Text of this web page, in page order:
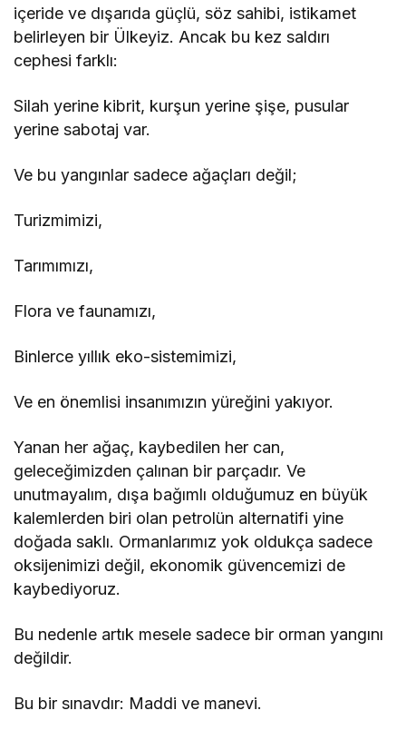
içeride ve dışarıda güçlü, söz sahibi, istikamet
belirleyen bir Ülkeyiz. Ancak bu kez saldırı
cephesi farklı:
Silah yerine kibrit, kurşun yerine şişe, pusular
yerine sabotaj var.
Ve bu yangınlar sadece ağaçları değil;
Turizmimizi,
Tarımımızı,
Flora ve faunamızı,
Binlerce yıllık eko-sistemimizi,
Ve en önemlisi insanımızın yüreğini yakıyor.
Yanan her ağaç, kaybedilen her can,
geleceğimizden çalınan bir parçadır. Ve
unutmayalım, dışa bağımlı olduğumuz en büyük
kalemlerden biri olan petrolün alternatifi yine
doğada saklı. Ormanlarımız yok oldukça sadece
oksijenimizi değil, ekonomik güvencemizi de
kaybediyoruz.
Bu nedenle artık mesele sadece bir orman yangını
değildir.
Bu bir sınavdır: Maddi ve manevi.